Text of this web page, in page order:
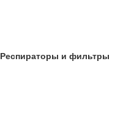
Респираторы и фильтры